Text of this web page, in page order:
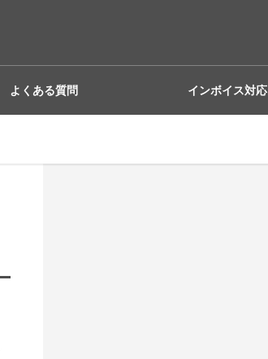
よくある質問 インボイス対応